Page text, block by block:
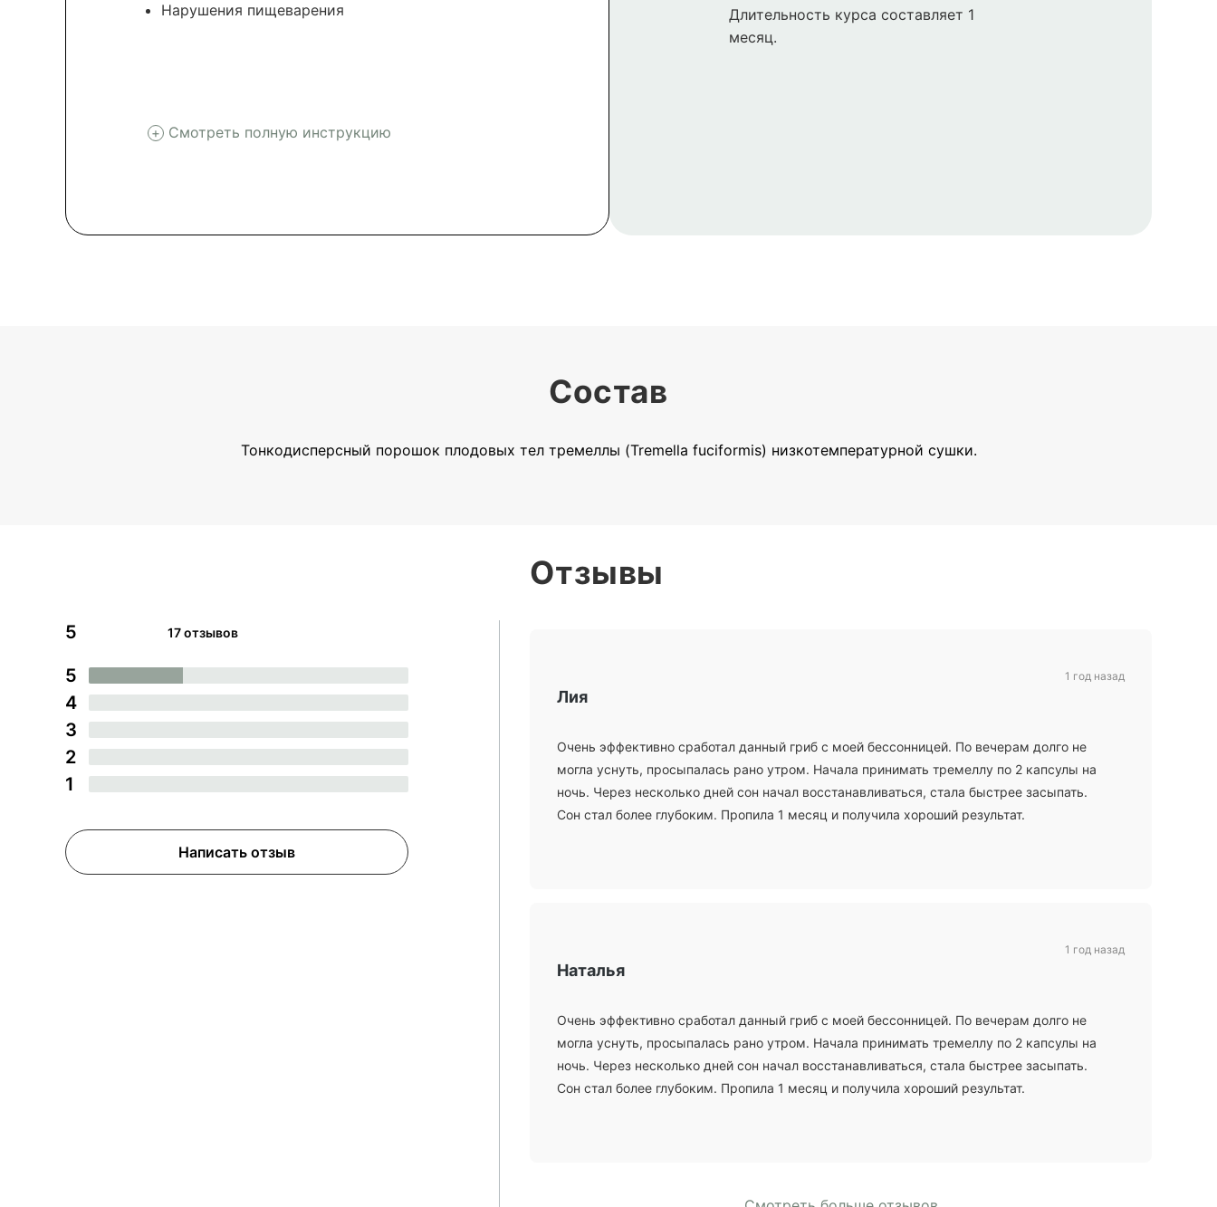
Нарушения пищеварения
Смотреть полную инструкцию
Длительность курса составляет 1
месяц.
Состав
Тонкодисперсный порошок плодовых тел тремеллы (Tremella fuciformis) низкотемпературной сушки.
5 17 отзывов
5
4
3
2
1
Написать отзыв
Отзывы
Лия
Очень эффективно сработал данный гриб с моей бессонницей. По вечерам долго не
могла уснуть, просыпалась рано утром. Начала принимать тремеллу по 2 капсулы на
ночь. Через несколько дней сон начал восстанавливаться, стала быстрее засыпать.
Сон стал более глубоким. Пропила 1 месяц и получила хороший результат.
1 год назад
Наталья
Очень эффективно сработал данный гриб с моей бессонницей. По вечерам долго не
могла уснуть, просыпалась рано утром. Начала принимать тремеллу по 2 капсулы на
ночь. Через несколько дней сон начал восстанавливаться, стала быстрее засыпать.
Сон стал более глубоким. Пропила 1 месяц и получила хороший результат.
1 год назад